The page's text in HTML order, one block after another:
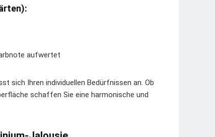
aufwertet
sich Ihren individuellen Bedürfnissen an. Ob
schaffen Sie eine harmonische und